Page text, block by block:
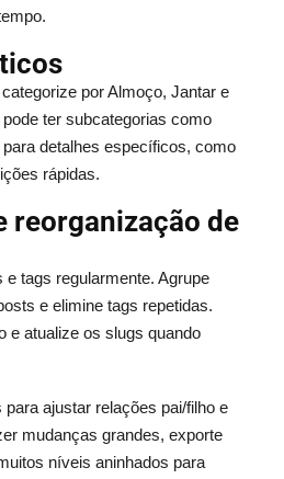
por Almoço, Jantar e
ter subcategorias como
detalhes específicos, como
rápidas.
reorganização de
tags regularmente. Agrupe
e elimine tags repetidas.
e atualize os slugs quando
ajustar relações pai/filho e
mudanças grandes, exporte
níveis aninhados para